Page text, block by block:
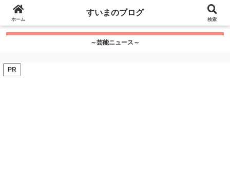
google.com, pub-7115624674097404, DIRECT,
f08c47fec0942fa0
～芸能ニュース～
PR
ホーム
すいまのブログ
検索